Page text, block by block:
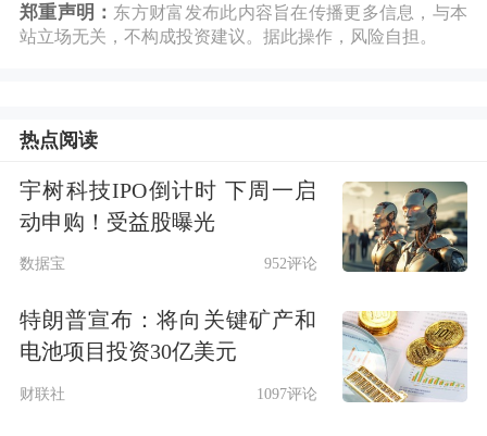
TCL科技5月7日公告称， 5月6日接待睿
远基金管理有限公司
等84家机构调研。
接待人员包括TCL科技董事会秘书 廖
骞,TCL科技CFO 黎健,TCL科技财务运
营部负责人 净春梅,TCL科技资本市场
郑重声明： 东方财富发布此内容旨在传播更多信息，与本
站立场无关，不构成投资建议。据此操作，风险自担。
热点阅读
宇树科技IPO倒计时 下周一启
动申购！受益股曝光
数据宝 952评论
特朗普宣布：将向关键矿产和
电池项目投资30亿美元
财联社 1097评论